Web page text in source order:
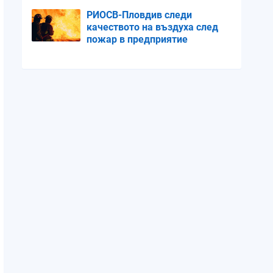
РИОСВ-Пловдив следи
качеството на въздуха след
пожар в предприятие